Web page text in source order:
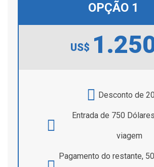
OPÇÃO 1
US$
Desconto de
Entrada de 750
viagem
Pagamento do restante,